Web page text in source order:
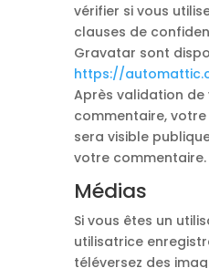
vérifier si vous
clauses de
Gravatar sont
https://
Après validation de
commentaire,
sera visible
votre commentaire.
Médias
Si vous êtes un
utilisatrice
téléversez des